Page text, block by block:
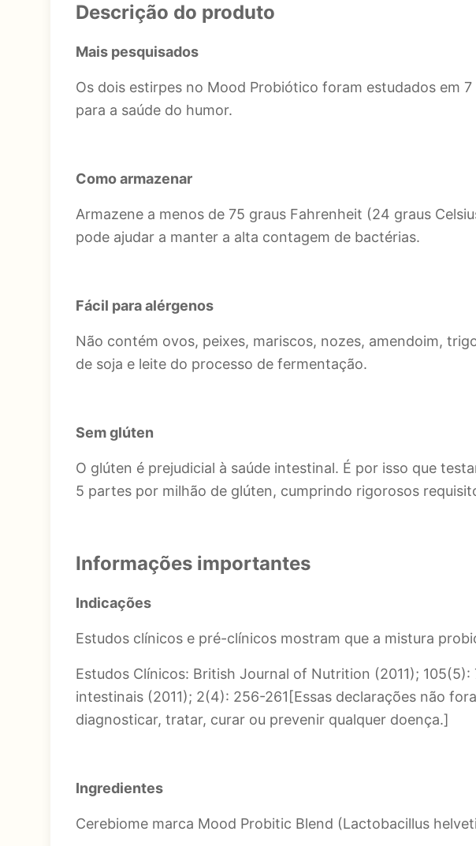
Descrição do produto
Mais pesquisados
Os dois estirpes no Mood Probiótico foram estudados em
para a saúde do humor.
Como armazenar
Armazene a menos de 75 graus Fahrenheit (24 graus
pode ajudar a manter a alta contagem de bactérias.
Fácil para alérgenos
Não contém ovos, peixes, mariscos, nozes, amendoim,
de soja e leite do processo de fermentação.
Sem glúten
O glúten é prejudicial à saúde intestinal. É por isso que
5 partes por milhão de glúten, cumprindo rigorosos
Informações importantes
Indicações
Estudos clínicos e pré-clínicos mostram que a mistura
Estudos Clínicos: British Journal of Nutrition (2011);
intestinais (2011); 2(4): 256-261[Essas declarações não
diagnosticar, tratar, curar ou prevenir qualquer doença.]
Ingredientes
Cerebiome marca Mood Probitic Blend (Lactobacillus